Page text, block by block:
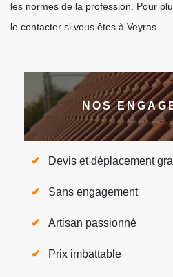
les normes de la profession. Pour
le contacter si vous êtes à Veyras.
NOS
Devis et déplacement
Sans engagement
Artisan passionné
Prix imbattable